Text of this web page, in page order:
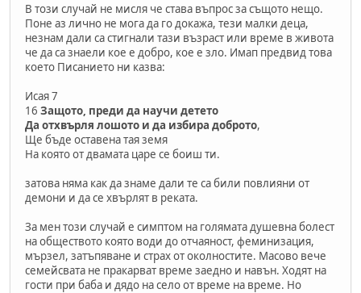
В този случай не мисля че става въпрос за същото нещо.
Поне аз лично не мога да го докажа, тези малки деца,
незнам дали са стигнали тази възраст или време в живота
че да са знаели кое е добро, кое е зло. Имап предвид това
което Писанието ни казва:
Исая 7
16 Защото, преди да научи детето
Да отхвърля лошото и да избира доброто,
Ще бъде оставена тая земя
На която от двамата царе се боиш ти.
затова няма как да знаме дали те са били повлияни от
демони и да се хвърлят в реката.
За мен този случай е симптом на голямата душевна болест
на обществото която води до отчаяност, феминизация,
мързел, затъпяване и страх от околностите. Масово вече
семейсвата не пракарват време заедно и навън. Ходят на
гости при баба и дядо на село от време на време. Но